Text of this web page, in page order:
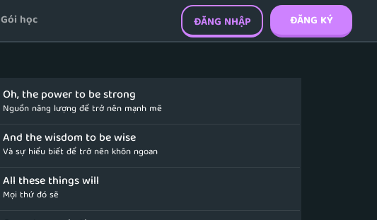
Gói học ĐĂNG KÝ
ĐĂNG NHẬP
Oh, the power to be strong
Nguồn năng lượng để trở nên mạnh mẽ
And the wisdom to be wise
Và sự hiểu biết để trở nên khôn ngoan
All these things will
Mọi thứ đó sẽ